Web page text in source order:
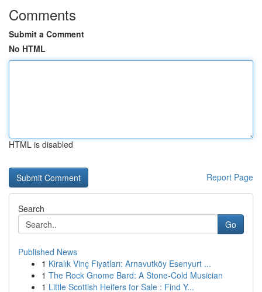
Comments
Submit a Comment
No HTML
HTML is disabled
Report Page
Search
Go
Published News
1 Kiralık Vinç Fiyatları: Arnavutköy Esenyurt ...
1 The Rock Gnome Bard: A Stone-Cold Musician
1 Little Scottish Heifers for Sale : Find Y...